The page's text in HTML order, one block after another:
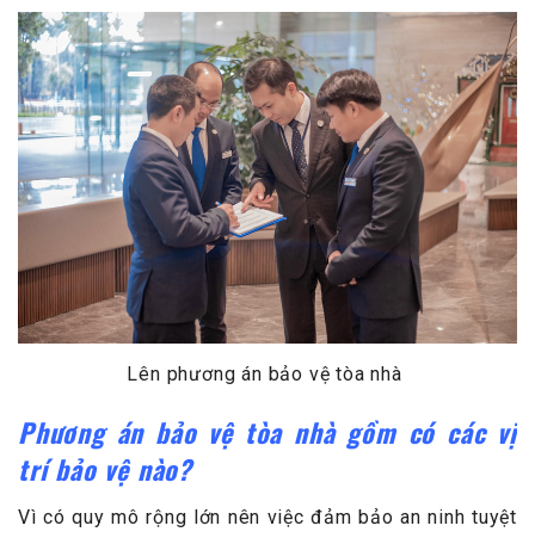
Lên phương án bảo vệ tòa nhà
Phương án bảo vệ tòa nhà gồm có các vị
trí bảo vệ nào?
Vì có quy mô rộng lớn nên việc đảm bảo an ninh tuyệt